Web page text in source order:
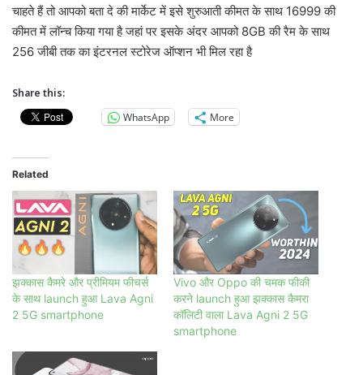
चाहते हैं तो आपको बता दे की मार्केट में इसे शुरुआती कीमत के साथ 16999 की
कीमत में लॉन्च किया गया है जहां पर इसके अंदर आपको 8GB की रैम के साथ
256 जीबी तक का इंटरनल स्टोरेज ऑप्शन भी मिल रहा है
Share this:
WhatsApp
More
Related
झक्कास कैमरे और प्रीमियम फीचर्स
के साथ launch हुआ Lava Agni
2 5G smartphone
Vivo और Oppo की चमक फीकी
करने launch हुआ झक्कास कैमरा
कॉलिटी वाला Lava Agni 2 5G
smartphone